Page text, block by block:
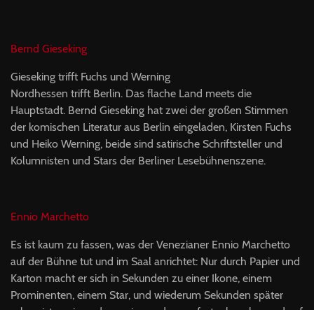
Bernd Gieseking
Gieseking trifft Fuchs und Werning
Nordhessen trifft Berlin. Das flache Land meets die
Hauptstadt. Bernd Gieseking hat zwei der großen Stimmen
der komischen Literatur aus Berlin eingeladen, Kirsten Fuchs
und Heiko Werning, beide sind satirische Schriftsteller und
Kolumnisten und Stars der Berliner Lesebühnenszene.
Ennio Marchetto
Es ist kaum zu fassen, was der Venezianer Ennio Marchetto
auf der Bühne tut und im Saal anrichtet: Nur durch Papier und
Karton macht er sich in Sekunden zu einer Ikone, einem
Prominenten, einem Star, und wiederum Sekunden später